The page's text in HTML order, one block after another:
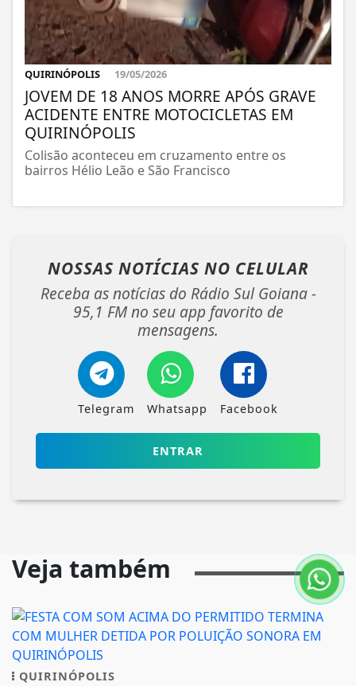
QUIRINÓPOLIS 19/05/2026
JOVEM DE 18 ANOS MORRE APÓS GRAVE
ACIDENTE ENTRE MOTOCICLETAS EM
QUIRINÓPOLIS
Colisão aconteceu em cruzamento entre os
bairros Hélio Leão e São Francisco
NOSSAS NOTÍCIAS NO CELULAR
Receba as notícias do Rádio Sul Goiana -
95,1 FM no seu app favorito de
mensagens.
Telegram Whatsapp Facebook
ENTRAR
Veja também
QUIRINÓPOLIS